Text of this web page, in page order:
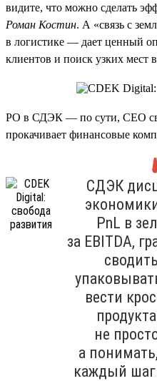
видите, что можно сделать
Роман Костин. А «связь с
в логистике — дает ценный
клиентов и поиск узких мест
PO в СДЭК — по сути, CEO
прокачивает финансовые
СДЭК
PnL в
за EBITDA,
вести
не
а
каждый